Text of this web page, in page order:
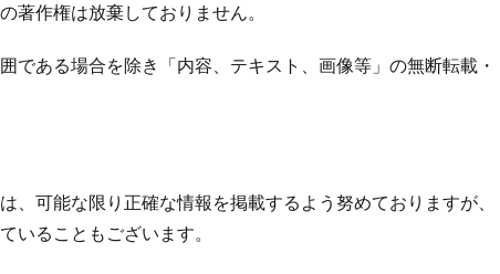
著作権は放棄しておりません。
である場合を除き「内容、テキスト、画像等」の無断転載・
、可能な限り正確な情報を掲載するよう努めておりますが、
いることもございます。